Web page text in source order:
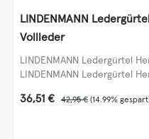
LINDENMANN
Vollleder
LINDENMANN Ledergürtel
LINDENMANN Ledergürtel
Verkaufspreis:
36,51 € Regulärer Preis:
42,95 € (14.99%